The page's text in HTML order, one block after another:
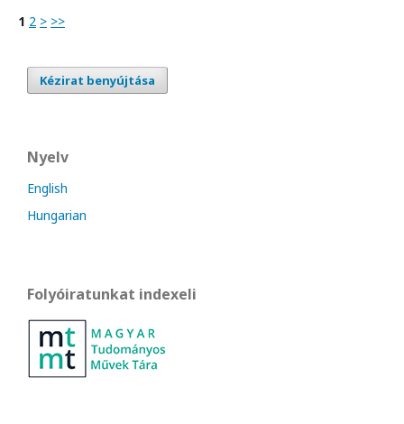
1 2 > >>
Kézirat benyújtása
Nyelv
English
Hungarian
Folyóiratunkat indexeli